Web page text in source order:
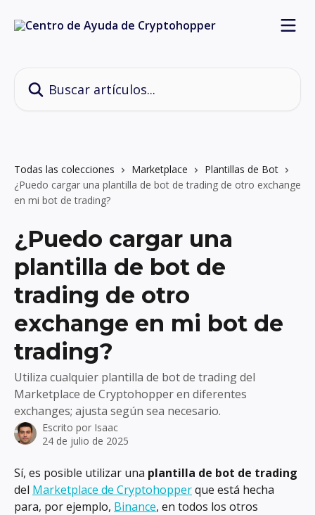
Todas las colecciones Marketplace
Plantillas de Bot
¿Puedo cargar una plantilla de bot de trading de otro exchange
en mi bot de trading?
¿Puedo cargar una
plantilla de bot de
trading de otro
exchange en mi bot de
trading?
Utiliza cualquier plantilla de bot de trading del
Marketplace de Cryptohopper en diferentes
exchanges; ajusta según sea necesario.
Escrito por Isaac
24 de julio de 2025
Sí, es posible utilizar una plantilla de bot de trading
del Marketplace de Cryptohopper que está hecha
para, por ejemplo, Binance, en todos los otros